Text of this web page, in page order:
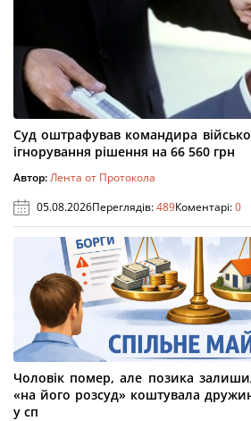
Суд оштрафував командира
ігнорування рішення на 66 560 грн
Автор:Лента от Протокола
05.08.2026Переглядів:489Коментарі:0
Чоловік помер, але позика
«на його розсуд» коштувала
у сп